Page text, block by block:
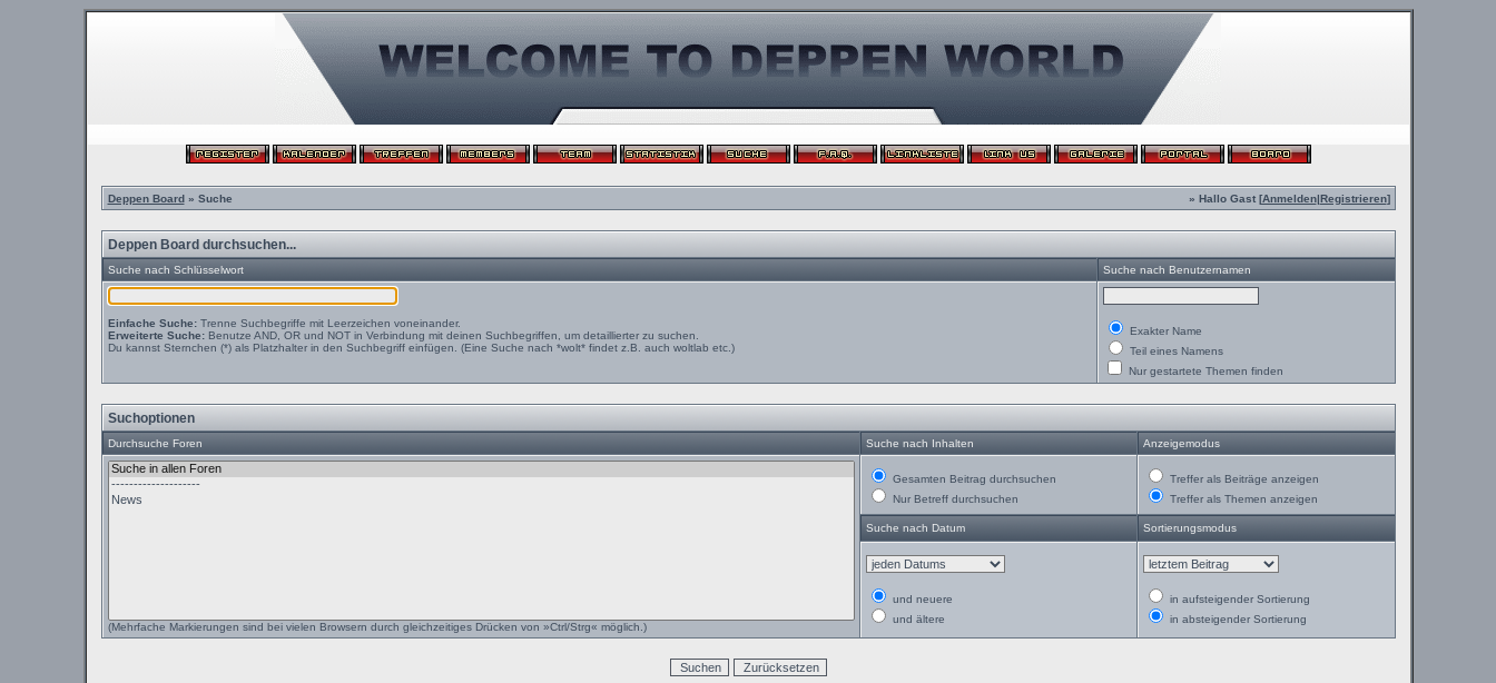
Deppen Board» Suche » Hallo Gast [Anmelden|Registrieren]
Deppen Board durchsuchen...
Suche nach Schlüsselwort Suche nach Benutzernamen
Einfache Suche:Trenne Suchbegriffe mit Leerzeichen voneinander.
Erweiterte Suche:Benutze AND, OR und NOT in Verbindung mit deinen Suchbegriffen, um detaillierter zu suchen.
Du kannst Sternchen (*) als Platzhalter in den Suchbegriff einfügen. (Eine Suche nach *wolt* findet z.B. auch woltlab etc.)
Exakter Name
Teil eines Namens
Nur gestartete Themen finden
Suchoptionen
Durchsuche Foren Suche nach Inhalten Anzeigemodus
(Mehrfache Markierungen sind bei vielen Browsern durch gleichzeitiges Drücken von »Ctrl/Strg« möglich.)
Gesamten Beitrag durchsuchen
Nur Betreff durchsuchen
Treffer als Beiträge anzeigen
Treffer als Themen anzeigen
Suche nach Datum Sortierungsmodus
und neuere
und ältere
in aufsteigender Sortierung
in absteigender Sortierung